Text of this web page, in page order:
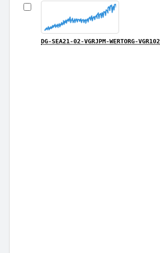
DG-SEA21-02-VGRJPM-WERTORG-VGR102